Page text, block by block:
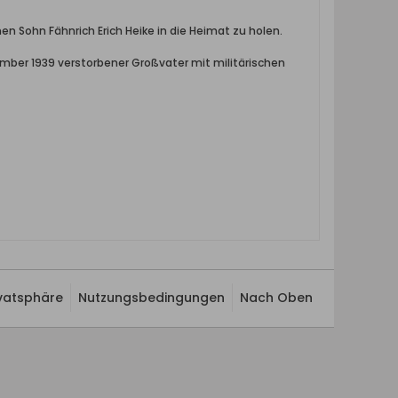
Sohn Fähnrich Erich Heike in die Heimat zu holen.
1939 verstorbener Großvater mit militärischen
Nutzungsbedingungen Nach Oben